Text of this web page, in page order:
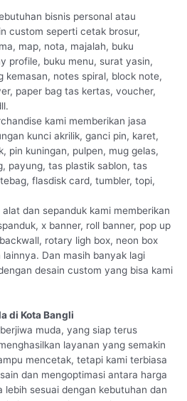
bisnis personal atau
custom seperti cetak brosur,
map, nota, majalah, buku
profile, buku menu, surat yasin,
kemasan, notes spiral, block note,
paper bag tas kertas, voucher,
kami memberikan jasa
kunci akrilik, ganci pin, karet,
pin kuningan, pulpen, mug gelas,
payung, tas plastik sablon, tas
flasdisk card, tumbler, topi,
dan sepanduk kami memberikan
x banner, roll banner, pop up
rotary ligh box, neon box
Dan masih banyak lagi
desain custom yang bisa kami
di Kota Bangli
muda, yang siap terus
layanan yang semakin
mencetak, tetapi kami terbiasa
dan mengoptimasi antara harga
lebih sesuai dengan kebutuhan dan